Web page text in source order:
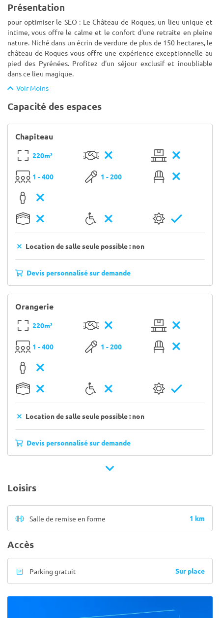
Présentation
pour optimiser le SEO : Le Château de Roques, un lieu unique et
intime, vous offre le calme et le confort d'une retraite en pleine
nature. Niché dans un écrin de verdure de plus de 150 hectares, le
château de Roques vous offre une expérience exceptionnelle au
pied des Pyrénées. Profitez d'un séjour exclusif et inoubliable
dans ce lieu magique.
Voir Moins
Capacité des espaces
Chapiteau
220m²
1 - 400 1 - 200
Location de salle seule possible : non
Devis personnalisé sur demande
Orangerie
220m²
1 - 400 1 - 200
Location de salle seule possible : non
Devis personnalisé sur demande
Loisirs
Salle de remise en forme 1 km
Accès
Parking gratuit Sur place